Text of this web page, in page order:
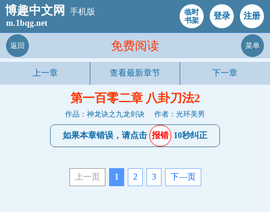
博趣中文网
手机版
m.1bqg.net
临时
书架
登录 注册
免费阅读
返回 菜单
上一章 查看最新章节 下一章
第一百零二章 八卦刀法2
作品：神龙诀之九龙剑诀 作者：光环美男
如果本章错误，请点击 报错 10秒纠正
上一页 1 2 3 下—页